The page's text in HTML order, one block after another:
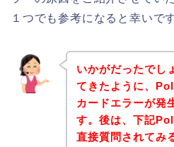
１つでも参考になると幸いです
いかがだったでし
てきたように、
カードエラーが発
す。後は、下記
直接質問されてみ